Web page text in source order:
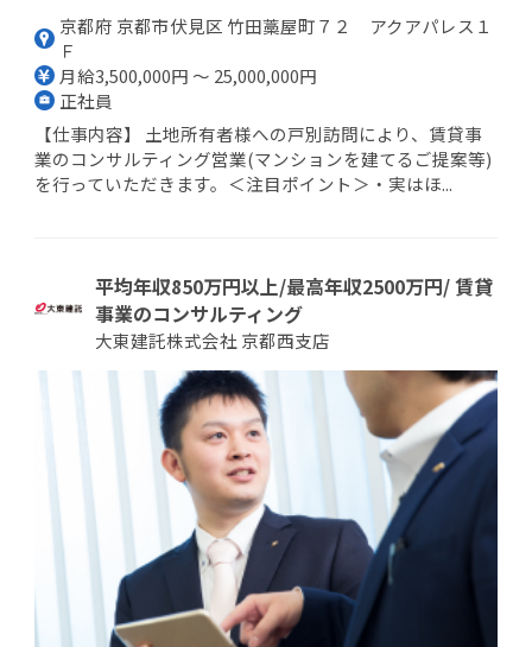
京都府 京都市伏見区 竹田藁屋町７２ アクアパレス１
Ｆ
月給3,500,000円 ～ 25,000,000円
正社員
【仕事内容】 土地所有者様への戸別訪問により、賃貸事
業のコンサルティング営業(マンションを建てるご提案等)
を行っていただきます。＜注目ポイント＞・実はほ...
平均年収850万円以上/最高年収2500万円/ 賃貸
事業のコンサルティング
大東建託株式会社 京都西支店